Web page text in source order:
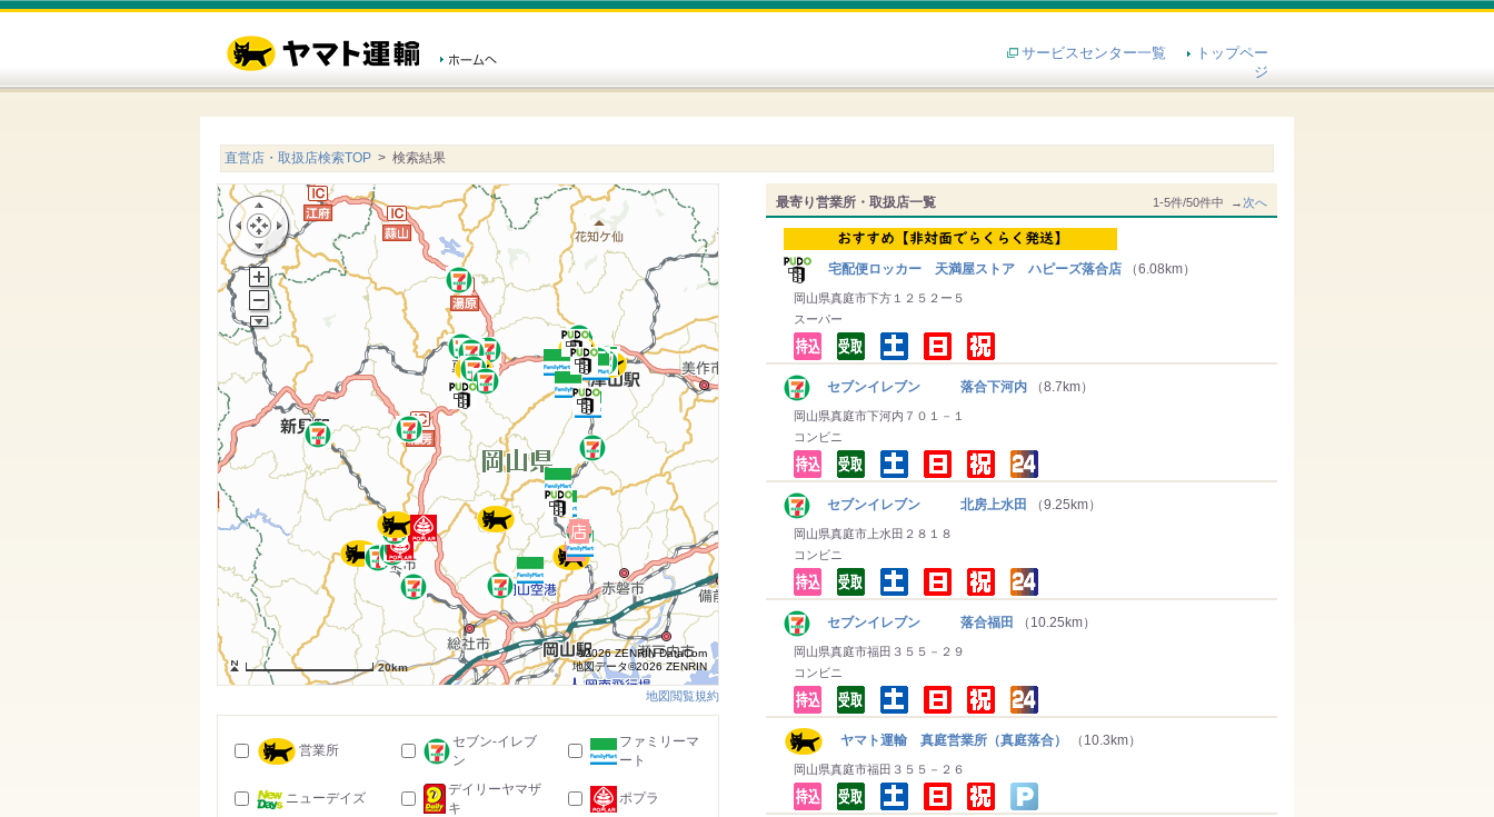
サービスセンター一覧
トップペー
ジ
直営店・取扱店検索TOP > 検索結果
最寄り営業所・取扱店一覧 1-5件/50件中 →次へ
宅配便ロッカー 天満屋ストア ハピーズ落合店 （6.08km）
岡山県真庭市下方１２５２ー５
スーパー
セブンイレブン 落合下河内 （8.7km）
岡山県真庭市下河内７０１－１
コンビニ
セブンイレブン 北房上水田 （9.25km）
岡山県真庭市上水田２８１８
コンビニ
セブンイレブン 落合福田 （10.25km）
岡山県真庭市福田３５５－２９
コンビニ
ヤマト運輸 真庭営業所（真庭落合） （10.3km）
岡山県真庭市福田３５５－２６
20km
©2026 ZENRIN DataCom
地図データ©2026 ZENRIN
地図閲覧規約
営業所
セブン-イレブ
ン
ファミリーマ
ート
ニューデイズ
デイリーヤマザ
キ
ポプラ